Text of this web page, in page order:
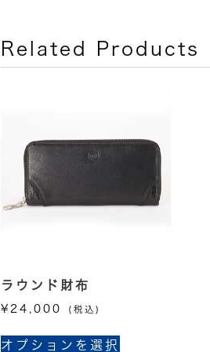
Related Products
ラウンド財布
¥ 24,000 (税込)
オプションを選択